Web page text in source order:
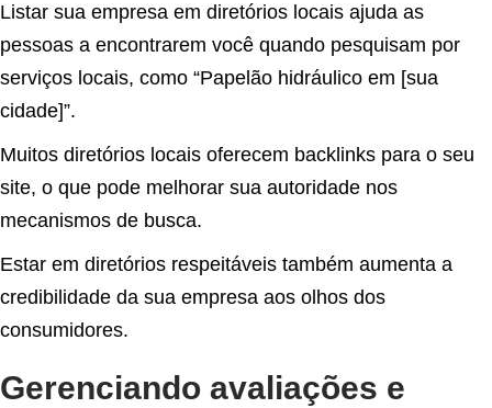
Listar sua empresa em diretórios locais ajuda as
pessoas a encontrarem você quando pesquisam por
serviços locais, como “Papelão hidráulico em [sua
cidade]”.
Muitos diretórios locais oferecem backlinks para o seu
site, o que pode melhorar sua autoridade nos
mecanismos de busca.
Estar em diretórios respeitáveis também aumenta a
credibilidade da sua empresa aos olhos dos
consumidores.
Gerenciando avaliações e